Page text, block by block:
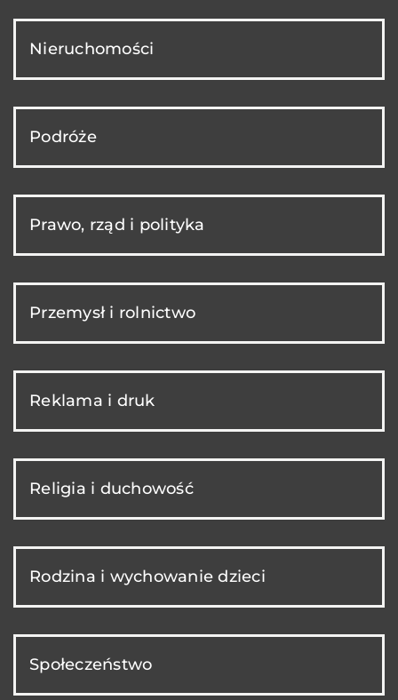
Nieruchomości
Podróże
Prawo, rząd i polityka
Przemysł i rolnictwo
Reklama i druk
Religia i duchowość
Rodzina i wychowanie dzieci
Społeczeństwo